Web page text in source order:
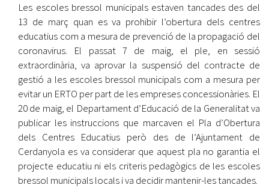
Les escoles bressol municipals estaven tancades des del
13 de març quan es va prohibir l’obertura dels centres
educatius com a mesura de prevenció de la propagació del
coronavirus. El passat 7 de maig, el ple, en sessió
extraordinària, va aprovar la suspensió del contracte de
gestió a les escoles bressol municipals com a mesura per
evitar un ERTO per part de les empreses concessionàries. El
20 de maig, el Departament d’Educació de la Generalitat va
publicar les instruccions que marcaven el Pla d’Obertura
dels Centres Educatius però des de l’Ajuntament de
Cerdanyola es va considerar que aquest pla no garantia el
projecte educatiu ni els criteris pedagògics de les escoles
bressol municipals locals i va decidir mantenir-les tancades.